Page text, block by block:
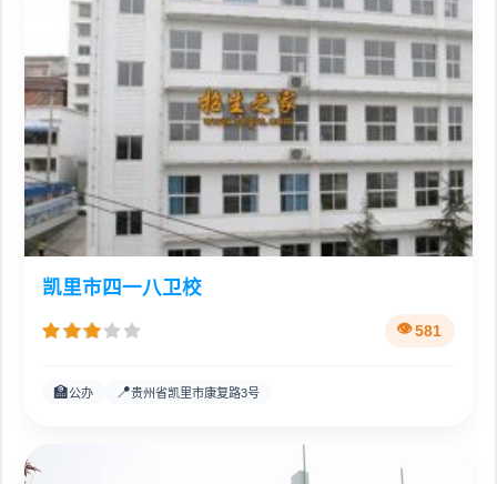
凯里市四一八卫校
581
🏫公办 📍贵州省凯里市康复路3号